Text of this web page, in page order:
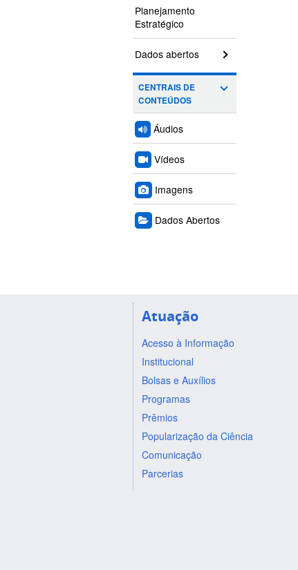
Planejamento
Estratégico
Dados abertos
CENTRAIS DE
CONTEÚDOS
Áudios
Vídeos
Imagens
Dados Abertos
Atuação
Acesso à Informação
Institucional
Bolsas e Auxílios
Programas
Prêmios
Popularização da Ciência
Comunicação
Parcerias